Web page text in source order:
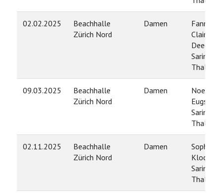
02.02.2025
Beachhalle
Zürich Nord
Damen
Fanny
Claire
Deecke /
Sarina
09.03.2025
Beachhalle
Zürich Nord
Damen
Noemi
Eugster /
Sarina
02.11.2025
Beachhalle
Zürich Nord
Damen
Sophia
Klocke /
Sarina